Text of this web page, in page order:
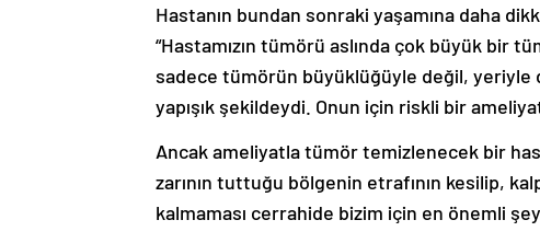
Hastanın bundan sonraki yaşamına daha
“Hastamızın tümörü aslında çok büyük bir
sadece tümörün büyüklüğüyle değil, yeriyle
yapışık şekildeydi. Onun için riskli bir
Ancak ameliyatla tümör temizlenecek bir
zarının tuttuğu bölgenin etrafının kesilip,
kalmaması cerrahide bizim için en önemli